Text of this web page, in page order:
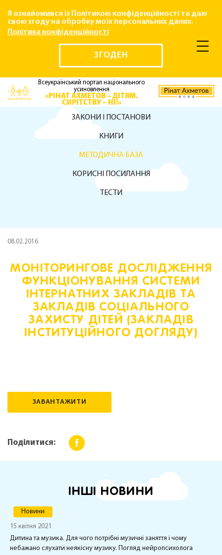
Я ознайомився із Політикою конфіденційності та даю
свою згоду на обробку моїх персональних даних.
Політика конфіденційності
ЗГОДЕН
Всеукраїнський портал національного
усиновлення
«РІНАТ АХМЕТОВ – ДІТЯМ.
СИРІТСТВУ – НІ!»
ЗАКОНИ І ПОСТАНОВИ
КНИГИ
МЕТОДИЧНА БАЗА
КОРИСНІ ПОСИЛАННЯ
ТЕСТИ
08.02.2016
МОНІТОРИНГОВЕ ДОСЛІДЖЕННЯ
ФУНКЦІОНУВАННЯ СИСТЕМИ
ІНТЕРНАТНИХ ЗАКЛАДІВ ТА
ЗАКЛАДІВ СОЦІАЛЬНОГО
ЗАХИСТУ ДІТЕЙ (ЗАКЛАДІВ
ІНСТИТУЦІЙНОГО ДОГЛЯДУ)
ЗАВАНТАЖИТИ
Поділитися:
ІНШІ НОВИНИ
Новини
15 квітня 2021
Дитина та музика. Для чого потрібні музичні заняття і чому
небажано слухати неякісну музику. Погляд нейропсихолога